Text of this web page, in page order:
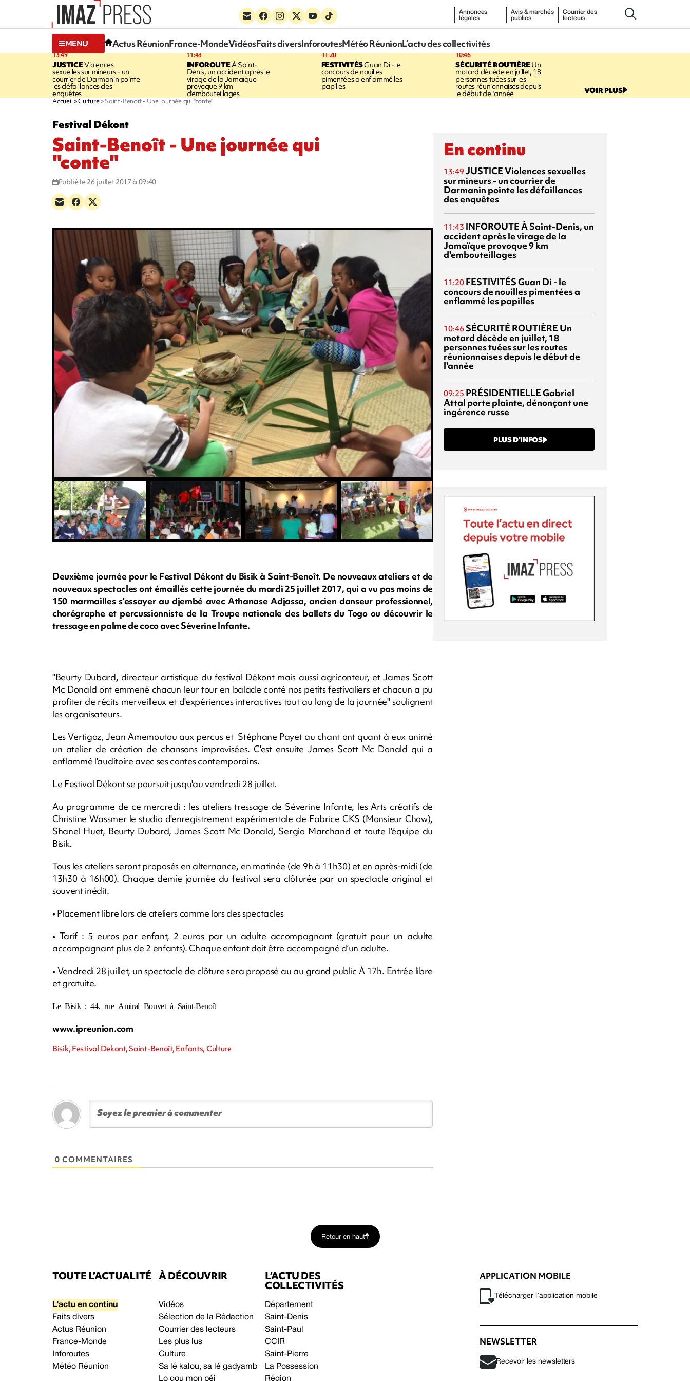
Annonces
légales
Avis & marchés
publics
Courrier des
lecteurs
MENU Actus RéunionFrance-MondeVidéosFaits diversInforoutesMétéo RéunionL’actu des collectivités
13:49
JUSTICEViolences
sexuelles sur mineurs - un
courrier de Darmanin pointe
les défaillances des
enquêtes
11:43
INFOROUTEÀ Saint-
Denis, un accident après le
virage de la Jamaïque
provoque 9 km
d'embouteillages
11:20
FESTIVITÉSGuan Di - le
concours de nouilles
pimentées a enflammé les
papilles
10:46
SÉCURITÉ ROUTIÈREUn
motard décède en juillet, 18
personnes tuées sur les
routes réunionnaises depuis
le début de l'année VOIR PLUS
Accueil Culture Saint-Benoît - Une journée qui "conte"
Festival Dékont
Saint-Benoît - Une journée qui
"conte"
Publié le 26 juillet 2017 à 09:40
Deuxième journée pour le Festival Dékont du Bisik à Saint-Benoît. De nouveaux ateliers et de
nouveaux spectacles ont émaillés cette journée du mardi 25 juillet 2017, qui a vu pas moins de
150 marmailles s'essayer au djembé avec Athanase Adjassa, ancien danseur professionnel,
chorégraphe et percussionniste de la Troupe nationale des ballets du Togo ou découvrir le
tressage en palme de coco avec Séverine Infante.
"Beurty Dubard, directeur artistique du festival Dékont mais aussi agriconteur, et James Scott
Mc Donald ont emmené chacun leur tour en balade conté nos petits festivaliers et chacun a pu
profiter de récits merveilleux et d'expériences interactives tout au long de la journée" soulignent
les organisateurs.
Les Vertigoz, Jean Amemoutou aux percus et Stéphane Payet au chant ont quant à eux animé
un atelier de création de chansons improvisées. C'est ensuite James Scott Mc Donald qui a
enflammé l'auditoire avec ses contes contemporains.
Le Festival Dékont se poursuit jusqu'au vendredi 28 juillet.
Au programme de ce mercredi : les ateliers tressage de Séverine Infante, les Arts créatifs de
Christine Wassmer le studio d'enregistrement expérimentale de Fabrice CKS (Monsieur Chow),
Shanel Huet, Beurty Dubard, James Scott Mc Donald, Sergio Marchand et toute l'équipe du
Bisik.
Tous les ateliers seront proposés en alternance, en matinée (de 9h à 11h30) et en après-midi (de
13h30 à 16h00). Chaque demie journée du festival sera clôturée par un spectacle original et
souvent inédit.
• Placement libre lors de ateliers comme lors des spectacles
• Tarif : 5 euros par enfant, 2 euros par un adulte accompagnant (gratuit pour un adulte
accompagnant plus de 2 enfants). Chaque enfant doit être accompagné d’un adulte.
• Vendredi 28 juillet, un spectacle de clôture sera proposé au au grand public À 17h. Entrée libre
et gratuite.
Le Bisik : 44, rue Amiral Bouvet à Saint-Benoît
www.ipreunion.com
Bisik, Festival Dekont, Saint-Benoît, Enfants, Culture
0 COMMENTAIRES
En continu
13:49 JUSTICEViolences sexuelles
sur mineurs - un courrier de
Darmanin pointe les défaillances
des enquêtes
11:43 INFOROUTEÀ Saint-Denis, un
accident après le virage de la
Jamaïque provoque 9 km
d'embouteillages
11:20 FESTIVITÉSGuan Di - le
concours de nouilles pimentées a
enflammé les papilles
10:46 SÉCURITÉ ROUTIÈRE Un
motard décède en juillet, 18
personnes tuées sur les routes
réunionnaises depuis le début de
l'année
09:25 PRÉSIDENTIELLEGabriel
Attal porte plainte, dénonçant une
ingérence russe
PLUS D’INFOS
Retour en haut
TOUTE L’ACTUALITÉ
L’actu en continu
Faits divers
Actus Réunion
France-Monde
Inforoutes
Météo Réunion
À DÉCOUVRIR
Vidéos
Sélection de la Rédaction
Courrier des lecteurs
Les plus lus
Culture
Sa lé kalou, sa lé gadyamb
Lo gou mon péi
L’ACTU DES
COLLECTIVITÉS
Département
Saint-Denis
Saint-Paul
CCIR
Saint-Pierre
La Possession
Région
APPLICATION MOBILE
Télécharger l’application mobile
NEWSLETTER
Recevoir les newsletters